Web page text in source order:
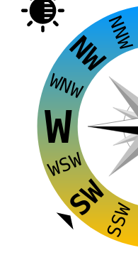
W
NW
SWSSW
WSW
WNW
NNW